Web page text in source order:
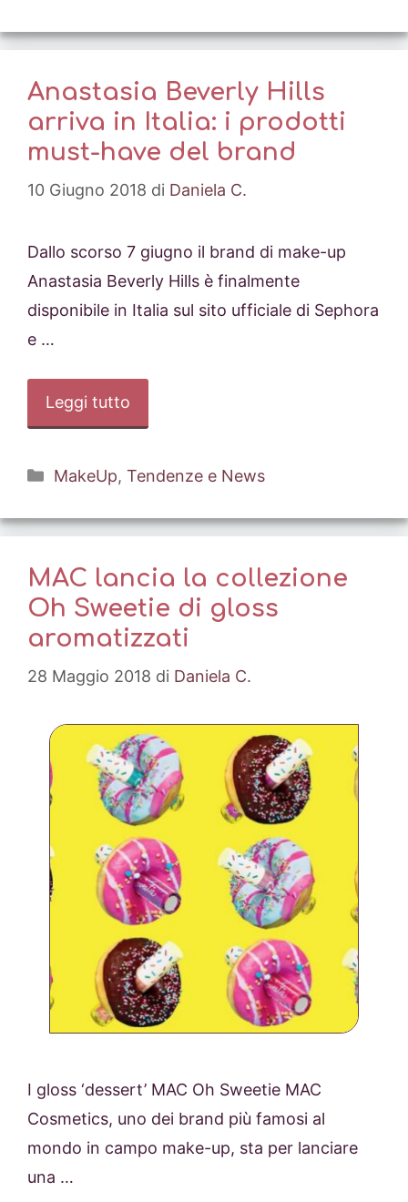
Anastasia Beverly Hills
arriva in Italia: i prodotti
must-have del brand
10 Giugno 2018 di Daniela C.
Dallo scorso 7 giugno il brand di make-up
Anastasia Beverly Hills è finalmente
disponibile in Italia sul sito ufficiale di Sephora
e …
Leggi tutto
Categorie
MakeUp, Tendenze e News
MAC lancia la collezione
Oh Sweetie di gloss
aromatizzati
28 Maggio 2018 di Daniela C.
I gloss ‘dessert’ MAC Oh Sweetie MAC
Cosmetics, uno dei brand più famosi al
mondo in campo make-up, sta per lanciare
una …